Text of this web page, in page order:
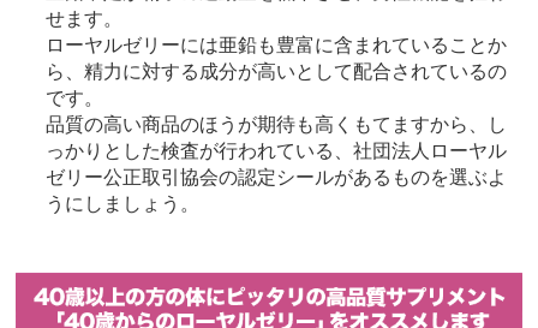
せます。
ローヤルゼリーには亜鉛も豊富に含まれていることか
ら、精力に対する成分が高いとして配合されているの
です。
品質の高い商品のほうが期待も高くもてますから、し
っかりとした検査が行われている、社団法人ローヤル
ゼリー公正取引協会の認定シールがあるものを選ぶよ
うにしましょう。